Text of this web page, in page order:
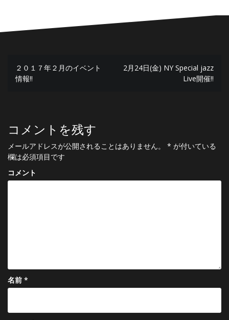
投
ビ
ゲ
ー
シ
２０１７年２月のイベント
情報!!
2月24日(金) NY Special jazz
Live開催!!
コメントを残す
メールアドレスが公開されることはありません。 * が付いている
欄は必須項目です
コメント
名前 *